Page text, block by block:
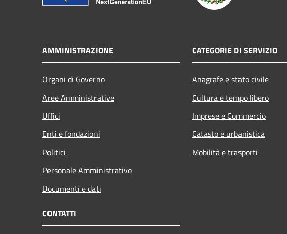
AMMINISTRAZIONE
Organi di Governo
Aree Amministrative
Uffici
Enti e fondazioni
Politici
Personale Amministrativo
Documenti e dati
CATEGORIE DI SERVIZIO
Anagrafe e stato civile
Cultura e tempo libero
Imprese e Commercio
Catasto e urbanistica
Mobilità e trasporti
CONTATTI